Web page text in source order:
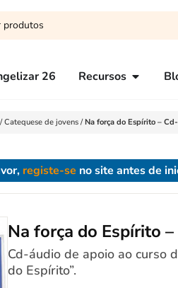
26 Recursos
/Catequese de jovens /Na força do Espírito –
registe-se no site antes de
Na força do Espírito
Cd-áudio de apoio ao curso
do Espírito”.